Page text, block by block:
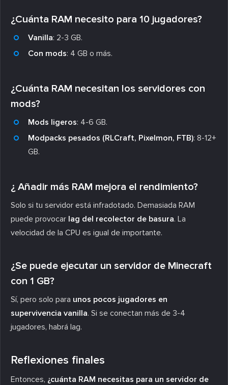
¿Cuánta RAM necesito para 10 jugadores?
Vanilla: 2-3 GB.
Con mods: 4 GB o más.
¿Cuánta RAM necesitan los servidores con
mods?
Mods ligeros: 4-6 GB.
Modpacks pesados (RLCraft, Pixelmon, FTB): 8-12+
GB.
¿ Añadir más RAM mejora el rendimiento?
Solo si tu servidor está infradotado. Demasiada RAM
puede provocar lag del recolector de basura. La
velocidad de la CPU es igual de importante.
¿Se puede ejecutar un servidor de Minecraft
con 1 GB?
Sí, pero solo para unos pocos jugadores en
supervivencia vanilla. Si se conectan más de 3-4
jugadores, habrá lag.
Reflexiones finales
Entonces, ¿cuánta RAM necesitas para un servidor de